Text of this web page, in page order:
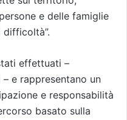
e delle famiglie
effettuati –
e rappresentano un
e responsabilità
basato sulla